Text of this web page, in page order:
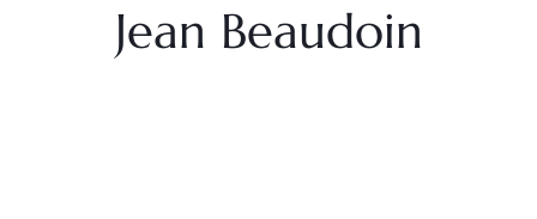
Jean Beaudoin